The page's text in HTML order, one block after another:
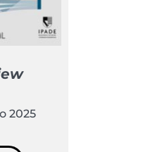
2025